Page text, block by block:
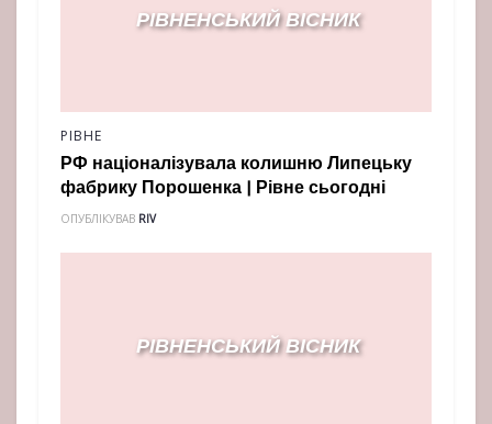
РІВНЕ
РФ націоналізувала колишню Липецьку
фабрику Порошенка | Рівне сьогодні
ОПУБЛІКУВАВ RIV